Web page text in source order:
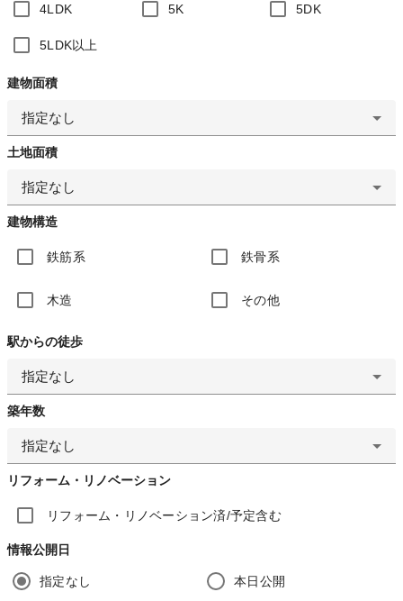
4LDK 5K 5DK
5LDK以上
建物面積
指定なし
土地面積
指定なし
建物構造
鉄筋系 鉄骨系
木造 その他
駅からの徒歩
指定なし
築年数
指定なし
リフォーム・リノベーション
リフォーム・リノベーション済/予定含む
情報公開日
指定なし 本日公開